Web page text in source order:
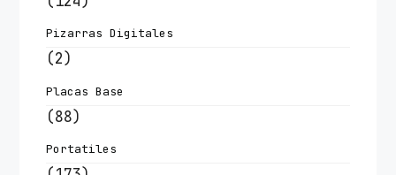
Pizarras Digitales
(2)
Placas Base
(88)
Portatiles